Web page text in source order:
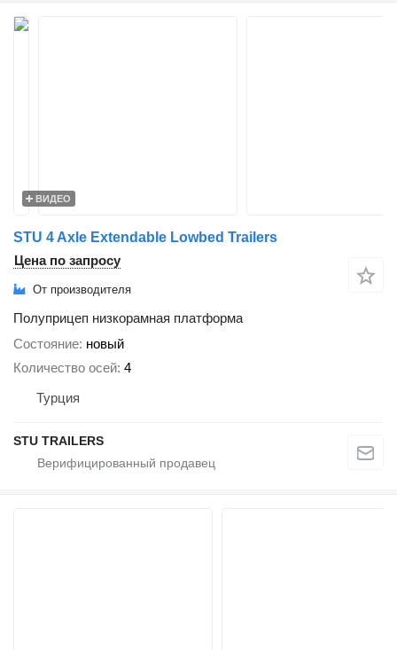
ВИДЕО
STU 4 Axle Extendable Lowbed Trailers
Цена по запросу
От производителя
Полуприцеп низкорамная платформа
Состояние новый
Количество осей 4
Турция
STU TRAILERS